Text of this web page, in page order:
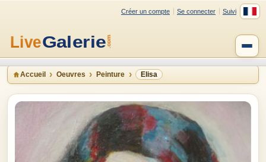
Créer un compte Se connecter Suivi
Accueil Oeuvres Peinture Elisa